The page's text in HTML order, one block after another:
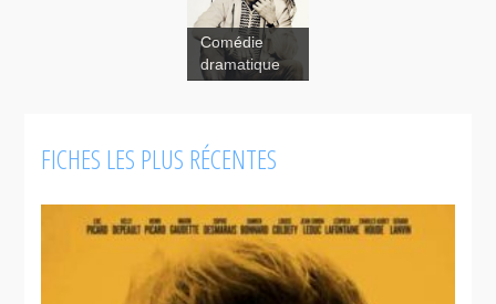
Comédie
dramatique
FICHES LES PLUS RÉCENTES